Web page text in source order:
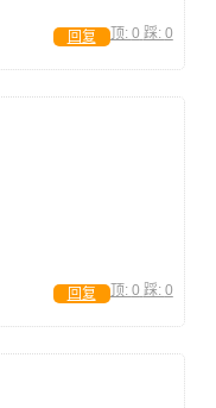
顶: 0 踩: 0
回复
顶: 0 踩: 0
回复